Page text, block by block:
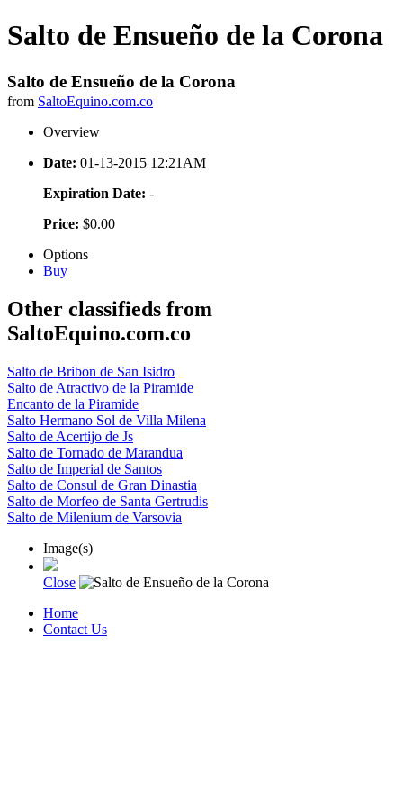
Salto de Ensueño de la Corona
Salto de Ensueño de la Corona
from SaltoEquino.com.co
Overview
Date: 01-13-2015 12:21AM
Expiration Date: -
Price: $0.00
Options
Buy
Other classifieds from
SaltoEquino.com.co
Salto de Bribon de San Isidro
Salto de Atractivo de la Piramide
Encanto de la Piramide
Salto Hermano Sol de Villa Milena
Salto de Acertijo de Js
Salto de Tornado de Marandua
Salto de Imperial de Santos
Salto de Consul de Gran Dinastia
Salto de Morfeo de Santa Gertrudis
Salto de Milenium de Varsovia
Image(s)
Close
Home
Contact Us